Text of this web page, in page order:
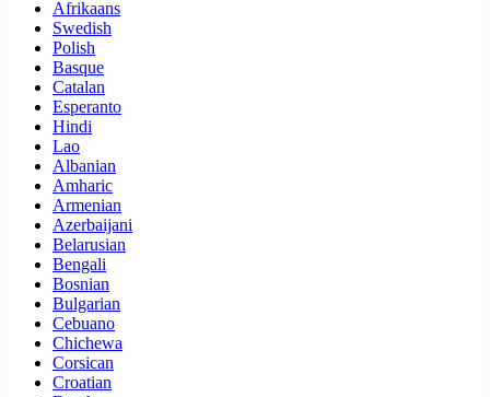
Afrikaans
Swedish
Polish
Basque
Catalan
Esperanto
Hindi
Lao
Albanian
Amharic
Armenian
Azerbaijani
Belarusian
Bengali
Bosnian
Bulgarian
Cebuano
Chichewa
Corsican
Croatian